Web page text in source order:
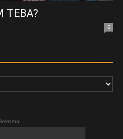
TEBA?
0
Reklama